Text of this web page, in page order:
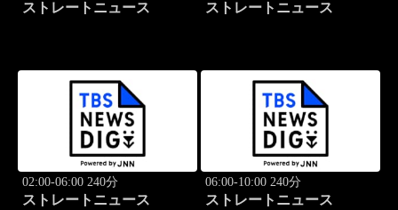
ストレートニュース ストレートニュース
02:00-06:00 240分
ストレートニュース
06:00-10:00 240分
ストレートニュース